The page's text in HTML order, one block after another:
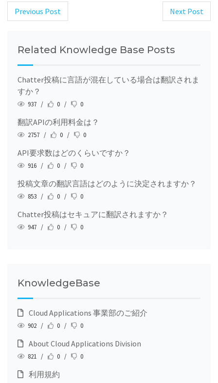
Post
Previous Post Next Post
Related Knowledge Base Posts
Chatter投稿に言語が混在している場合は翻訳されま
すか？
937 / 0 / 0
翻訳APIの利用料金は？
2757 / 0 / 0
API要求数はどのくらいですか？
916 / 0 / 0
投稿文章の翻訳言語はどのように決定されますか？
853 / 0 / 0
Chatter投稿はセキュアに翻訳されますか？
947 / 0 / 0
KnowledgeBase
Cloud Applications 事業部のご紹介
902 / 0 / 0
About Cloud Applications Division
821 / 0 / 0
利用規約